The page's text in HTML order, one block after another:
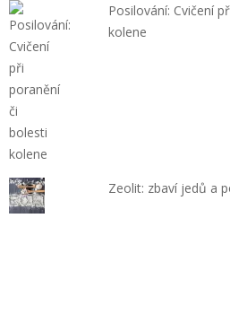
Posilování: Cvičení
kolene
Zeolit: zbaví jedů a